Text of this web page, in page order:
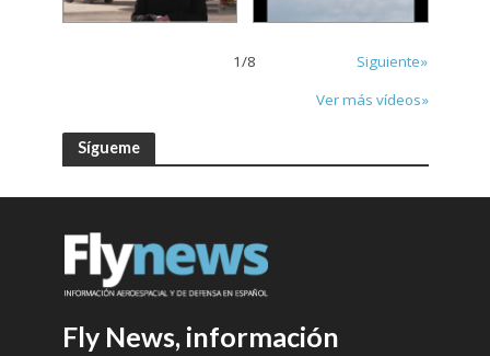
1/8
Siguiente»
Ver más vídeos»
Sígueme
Fly News, información